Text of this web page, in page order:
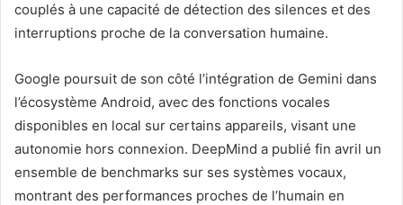
couplés à une capacité de détection des silences et des
interruptions proche de la conversation humaine.
Google poursuit de son côté l’intégration de Gemini dans
l’écosystème Android, avec des fonctions vocales
disponibles en local sur certains appareils, visant une
autonomie hors connexion. DeepMind a publié fin avril un
ensemble de benchmarks sur ses systèmes vocaux,
montrant des performances proches de l’humain en